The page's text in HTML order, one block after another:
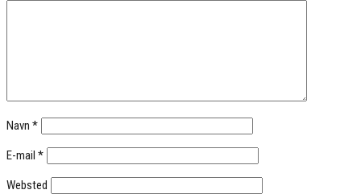
Navn *
E-mail *
Websted